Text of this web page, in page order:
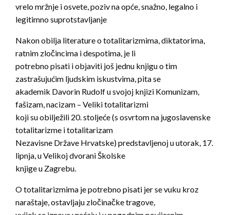
vrelo mržnje i osvete, poziv na opće, snažno, legalno i
legitimno suprotstavljanje
Nakon obilja literature o totalitarizmima, diktatorima,
ratnim zločincima i despotima, je li
potrebno pisati i objaviti još jednu knjigu o tim
zastrašujućim ljudskim iskustvima, pita se
akademik Davorin Rudolf u svojoj knjizi Komunizam,
fašizam, nacizam – Veliki totalitarizmi
koji su obilježili 20. stoljeće (s osvrtom na jugoslavenske
totalitarizme i totalitarizam
Nezavisne Države Hrvatske) predstavljenoj u utorak, 17.
lipnja, u Velikoj dvorani Školske
knjige u Zagrebu.
O totalitarizmima je potrebno pisati jer se vuku kroz
naraštaje, ostavljaju zločinačke tragove,